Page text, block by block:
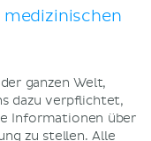
ganzen Welt,
dazu verpflichtet,
Informationen über
zu stellen. Alle